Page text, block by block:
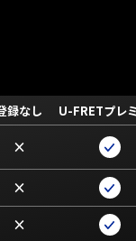
録なし U-FRETプレ
×
×
×